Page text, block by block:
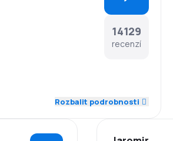
14129
recenzí
Rozbalit podrobnosti